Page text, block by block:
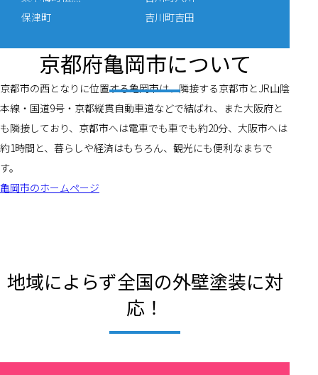
保津町
吉川町吉田
京都府亀岡市について
京都市の西となりに位置する亀岡市は、隣接する京都市とJR山陰
本線・国道9号・京都縦貫自動車道などで結ばれ、また大阪府と
も隣接しており、京都市へは電車でも車でも約20分、大阪市へは
約1時間と、暮らしや経済はもちろん、観光にも便利なまちで
す。
亀岡市のホームページ
地域によらず全国の外壁塗装に対
応！